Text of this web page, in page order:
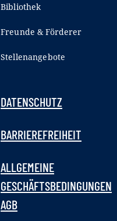
Bibliothek
Freunde & Förderer
Stellenangebote
DATENSCHUTZ
BARRIEREFREIHEIT
ALLGEMEINE
GESCHÄFTSBEDINGUNGEN
AGB